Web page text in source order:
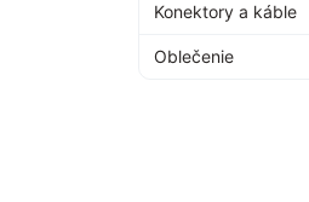
Konektory a káble
Oblečenie